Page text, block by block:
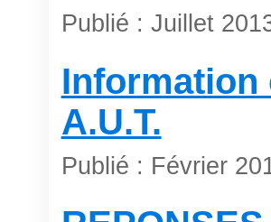
Publié : Juillet
Information
A.U.T.
Publié : Février